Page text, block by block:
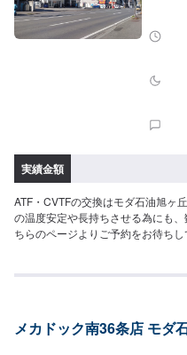
実績金額
ATF・CVTFの交換はモダ石油旭ヶ
の温度安定や長持ちさせる為にも
ちらのページよりご予約をお待ち
メカドック南36条店 モダ